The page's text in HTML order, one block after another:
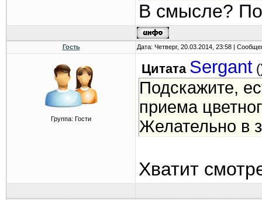
В смысле?
Гость Дата: Четверг, 20.03.2014, 23:58 |
Группа: Гости
Цитата Sergant (
Подскажите,
приема
Желательно в
Хватит